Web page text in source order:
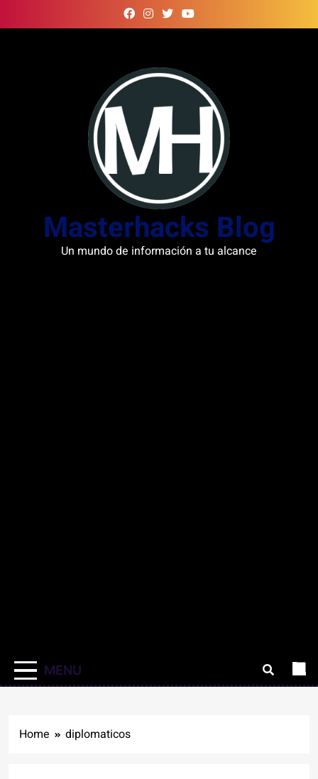
to
Masterhacks Blog
Un mundo de información a tu alcance
MENU
Home diplomaticos